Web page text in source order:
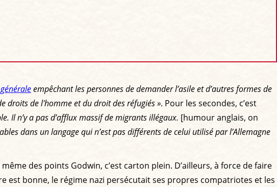
empêchant les personnes de demander l’asile et d’autres formes de
droits de l'homme et du droit des réfugiés ». Pour les secondes, c’est
Il n’y a pas d’afflux massif de migrants illégaux. [humour anglais, on
dans un langage qui n’est pas différents de celui utilisé par l’Allemagne
des points Godwin, c’est carton plein. D’ailleurs, à force de faire
est bonne, le régime nazi persécutait ses propres compatriotes et les